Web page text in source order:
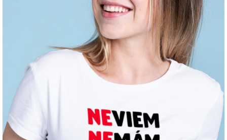
hviezdičiek.